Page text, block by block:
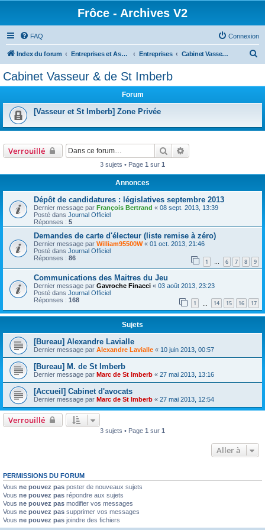
Frôce - Archives V2
FAQ Connexion
Index du forum Entreprises et Associations Entreprises Cabinet Vasseur & de St Imberb
Cabinet Vasseur & de St Imberb
Forum
[Vasseur et St Imberb] Zone Privée
Verrouillé Rechercher
3 sujets • Page 1 sur 1
Annonces
Dépôt de candidatures : législatives septembre 2013
Dernier message par François Bertrand « 08 sept. 2013, 13:39
Posté dans Journal Officiel
Réponses : 5
Demandes de carte d'électeur (liste remise à zéro)
Dernier message par William95500W« 01 oct. 2013, 21:46
Posté dans Journal Officiel
Réponses : 86 1 … 6 7 8 9
Communications des Maitres du Jeu
Dernier message par Gavroche Finacci « 03 août 2013, 23:23
Posté dans Journal Officiel
Réponses : 168 1 14 15 16 17
Sujets
[Bureau] Alexandre Lavialle
Dernier message par Alexandre Lavialle « 10 juin 2013, 00:57
[Bureau] M. de St Imberb
Dernier message par Marc de St Imberb « 27 mai 2013, 13:16
[Accueil] Cabinet d'avocats
Dernier message par Marc de St Imberb « 27 mai 2013, 12:54
Verrouillé
3 sujets • Page 1 sur 1
Aller à
PERMISSIONS DU FORUM
Vous ne pouvez pas poster de nouveaux sujets
Vous ne pouvez pas répondre aux sujets
Vous ne pouvez pas modifier vos messages
Vous ne pouvez pas supprimer vos messages
Vous ne pouvez pas joindre des fichiers